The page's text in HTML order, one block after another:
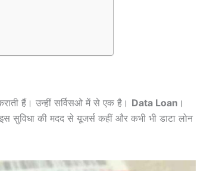
हैं। उन्हीं सर्विसओ में से एक है। Data Loan ।
सुविधा की मदद से यूजर्स कहीं और कभी भी डाटा लोन